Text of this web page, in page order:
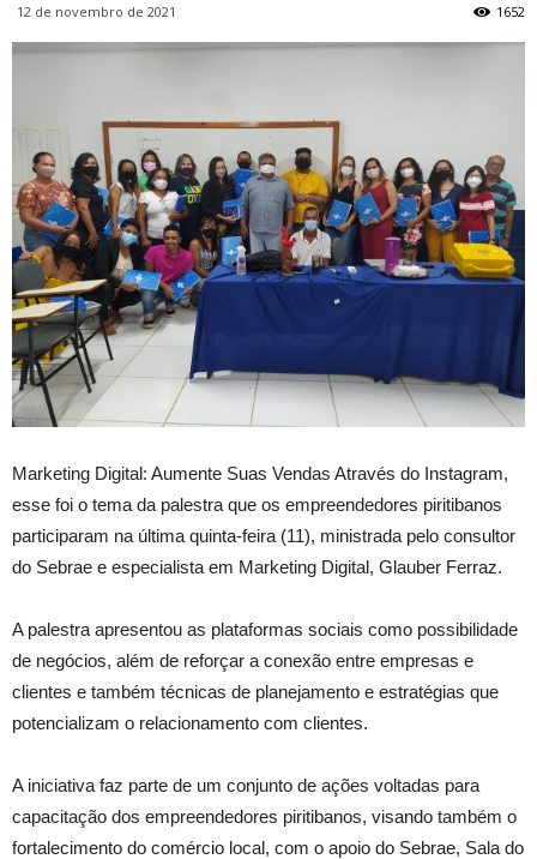
12 de novembro de 2021 1652
Marketing Digital: Aumente Suas Vendas Através do Instagram,
esse foi o tema da palestra que os empreendedores piritibanos
participaram na última quinta-feira (11), ministrada pelo consultor
do Sebrae e especialista em Marketing Digital, Glauber Ferraz.
A palestra apresentou as plataformas sociais como possibilidade
de negócios, além de reforçar a conexão entre empresas e
clientes e também técnicas de planejamento e estratégias que
potencializam o relacionamento com clientes.
A iniciativa faz parte de um conjunto de ações voltadas para
capacitação dos empreendedores piritibanos, visando também o
fortalecimento do comércio local, com o apoio do Sebrae, Sala do